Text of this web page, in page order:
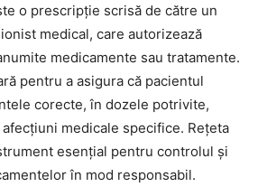
o prescripție scrisă de către un
medical, care autorizează
medicamente sau tratamente.
pentru a asigura că pacientul
corecte, în dozele potrivite,
medicale specifice. Rețeta
esențial pentru controlul și
în mod responsabil.